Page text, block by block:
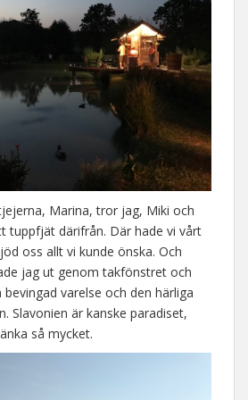
Marina, tror jag, Miki och
tuppfjät därifrån. Där hade vi vårt
oss allt vi kunde önska. Och
jag ut genom takfönstret och
varelse och den härliga
Slavonien är kanske paradiset,
så mycket.